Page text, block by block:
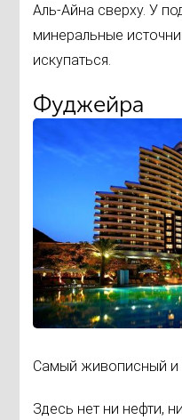
Аль-Айна сверху. У
минеральные
искупаться.
Фуджейра
Самый живописный и
Здесь нет ни нефти,